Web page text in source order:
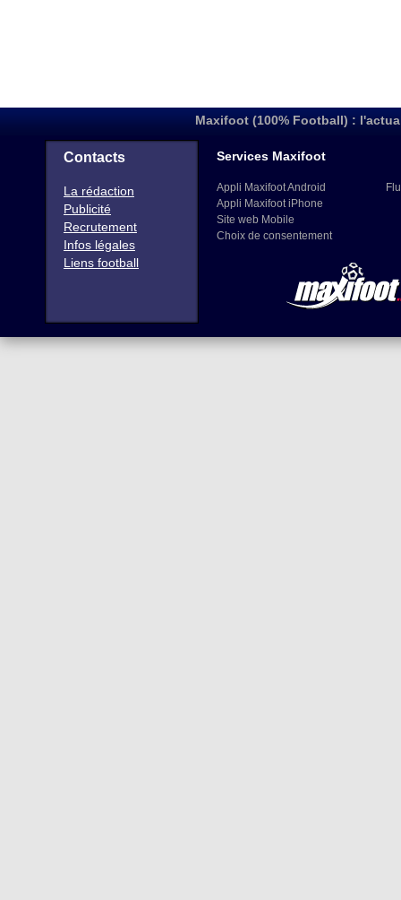
Maxifoot (100% Football) :
Contacts
La rédaction
Publicité
Recrutement
Infos légales
Liens football
Services Maxifoot
Appli Maxifoot Android
Appli Maxifoot iPhone
Site web Mobile
Choix de consentement